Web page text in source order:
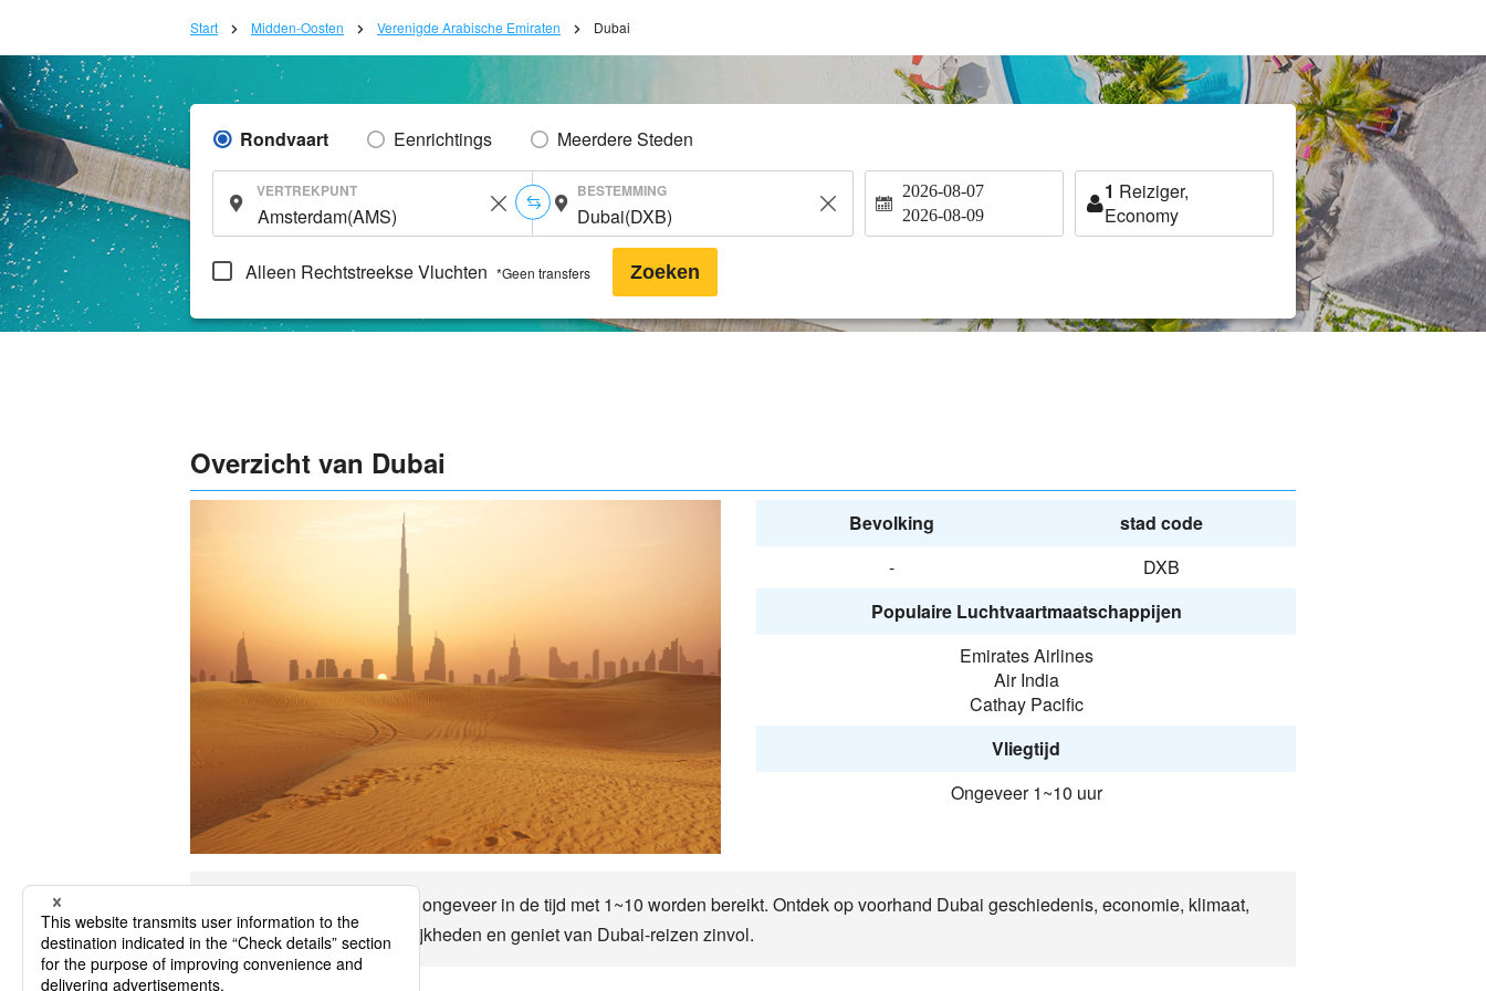
Start Midden-Oosten Verenigde Arabische Emiraten Dubai
Rondvaart Eenrichtings Meerdere Steden
VERTREKPUNT BESTEMMING 2026-08-07
2026-08-09
1 Reiziger,
Economy
Alleen Rechtstreekse Vluchten *Geen transfers Zoeken
Overzicht van Dubai
Bevolking
stad code
-
DXB
Populaire Luchtvaartmaatschappijen
Emirates Airlines
Air India
Cathay Pacific
Vliegtijd
Ongeveer 1~10 uur
Tot Dubai kan per vliegtuig ongeveer in de tijd met 1~10 worden bereikt. Ontdek op voorhand Dubai geschiedenis, economie, klimaat,
belangrijke transportmogelijkheden en geniet van Dubai-reizen zinvol.